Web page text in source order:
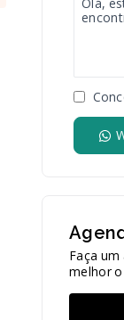
Faça
melhor